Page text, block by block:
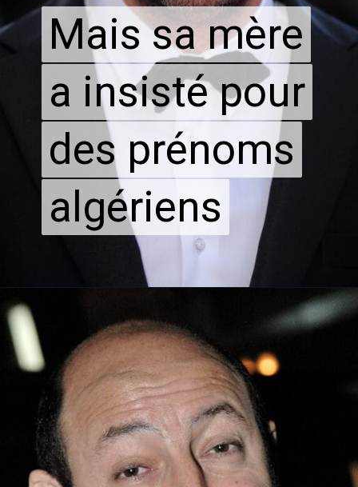
Mais sa mère
a insisté pour
des prénoms
algériens
Mais sa mère
a insisté pour
des prénoms
algériens